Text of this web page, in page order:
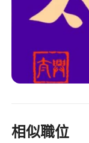
相似職位